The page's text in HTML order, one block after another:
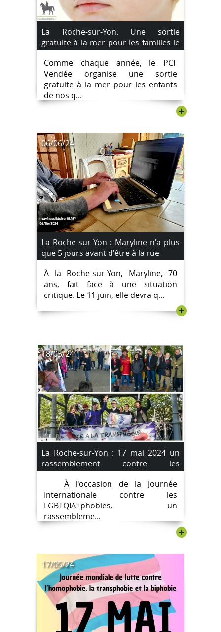
La Roche-sur-Yon. Une sortie
gratuite à la mer pour les familles le
22 août 2024
Comme chaque année, le PCF
Vendée organise une sortie
gratuite à la mer pour les enfants
de nos q...
+
06/06/24
La Roche-sur-Yon : Maryline n'a plus
que 5 jours avant d'être à la rue
À la Roche-sur-Yon, Maryline, 70
ans, fait face à une situation
critique. Le 11 juin, elle devra q...
+
18/05/24
La Roche-sur-Yon : 17 mai 2024 un
rassemblement contre les
LGBTQIA+phobies
À l'occasion de la Journée
Internationale contre les
LGBTQIA+phobies, un
rassembleme...
+
17/05/24